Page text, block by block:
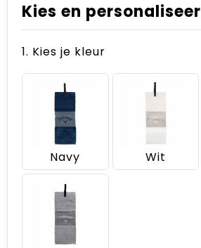
Kies en personaliseer
1. Kies je kleur
Navy Wit